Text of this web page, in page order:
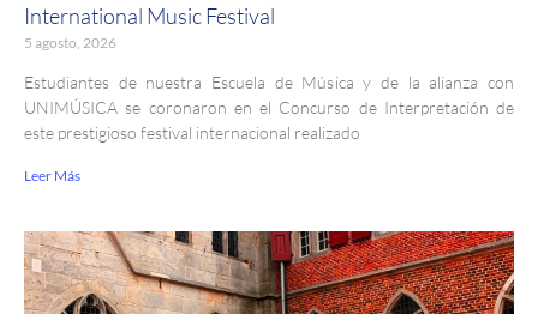
International Music Festival
5 agosto, 2026
Estudiantes de nuestra Escuela de Música y de la alianza con
UNIMÚSICA se coronaron en el Concurso de Interpretación de
este prestigioso festival internacional realizado
Leer Más